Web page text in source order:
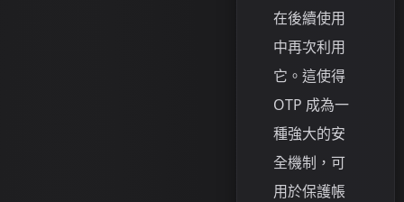
在後續使用
中再次利用
它。這使得
OTP 成為一
種強大的安
全機制，可
用於保護帳